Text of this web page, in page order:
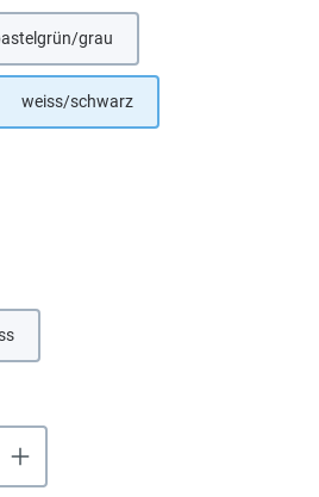
grau
zurzeit nicht verfügbar.)
weiss/schwarz
Option ist zurzeit nicht verfügbar.)